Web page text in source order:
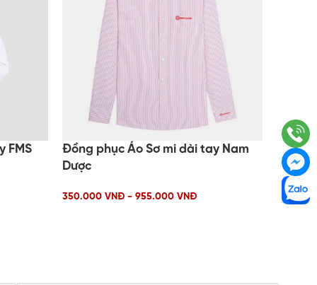
FMS
Đồng phục Áo Sơ mi dài tay Nam
Dược
350.000 VNĐ - 955.000 VNĐ
Đồng
Bạc